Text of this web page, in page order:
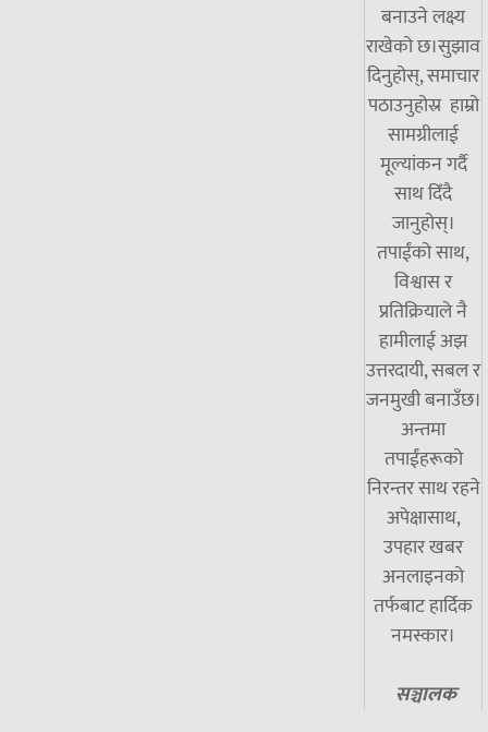
बनाउने लक्ष्य
राखेको छ।सुझाव
दिनुहोस्, समाचार
पठाउनुहोस्र हाम्रो
सामग्रीलाई
मूल्यांकन गर्दै
साथ दिँदै
जानुहोस्।
तपाईंको साथ,
विश्वास र
प्रतिक्रियाले नै
हामीलाई अझ
उत्तरदायी, सबल र
जनमुखी बनाउँछ।
अन्तमा
तपाईंहरूको
निरन्तर साथ रहने
अपेक्षासाथ,
उपहार खबर
अनलाइनको
तर्फबाट हार्दिक
नमस्कार।
सञ्चालक